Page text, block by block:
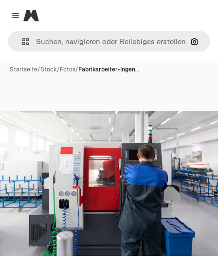
Close menu
Magnific
Nach
Startseite/Stock/Fotos/Fabrikarbeiter-Ingen…